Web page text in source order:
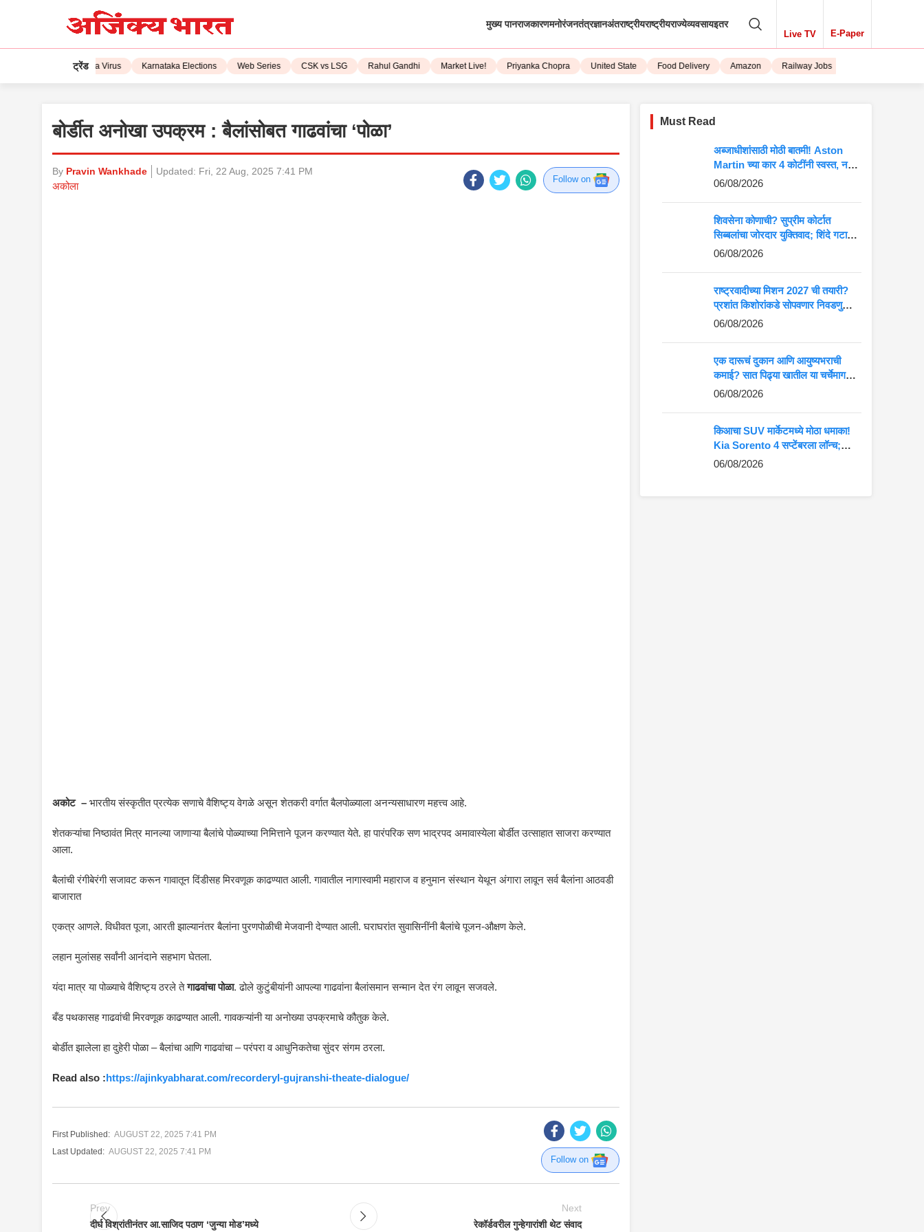
मुख्य पानराजकारणमनोरंजनतंत्रज्ञानअंतराष्ट्रीयराष्ट्रीयराज्येव्यवसायइतर
Live TV E-Paper
ट्रेंड
Corona Virus Karnataka Elections Web Series CSK vs LSG Rahul Gandhi Market Live! Priyanka Chopra United State Food Delivery Amazon Railway Jobs
बोर्डीत अनोखा उपक्रम : बैलांसोबत गाढवांचा ‘पोळा’
By Pravin Wankhade Updated: Fri, 22 Aug, 2025 7:41 PM
अकोला
Follow on
अकोट – भारतीय संस्कृतीत प्रत्येक सणाचे वैशिष्ट्य वेगळे असून शेतकरी वर्गात बैलपोळ्याला अनन्यसाधारण महत्त्व आहे.
शेतकऱ्यांचा निष्ठावंत मित्र मानल्या जाणाऱ्या बैलांचे पोळ्याच्या निमित्ताने पूजन करण्यात येते. हा पारंपरिक सण भाद्रपद अमावास्येला बोर्डीत उत्साहात साजरा करण्यात
आला.
बैलांची रंगीबेरंगी सजावट करून गावातून दिंडीसह मिरवणूक काढण्यात आली. गावातील नागास्वामी महाराज व हनुमान संस्थान येथून अंगारा लावून सर्व बैलांना आठवडी
बाजारात
एकत्र आणले. विधीवत पूजा, आरती झाल्यानंतर बैलांना पुरणपोळीची मेजवानी देण्यात आली. घराघरांत सुवासिनींनी बैलांचे पूजन-औक्षण केले.
लहान मुलांसह सर्वांनी आनंदाने सहभाग घेतला.
यंदा मात्र या पोळ्याचे वैशिष्ट्य ठरले तेगाढवांचा पोळा. ढोले कुटुंबीयांनी आपल्या गाढवांना बैलांसमान सन्मान देत रंग लावून सजवले.
बँड पथकासह गाढवांची मिरवणूक काढण्यात आली. गावकऱ्यांनी या अनोख्या उपक्रमाचे कौतुक केले.
बोर्डीत झालेला हा दुहेरी पोळा – बैलांचा आणि गाढवांचा – परंपरा व आधुनिकतेचा सुंदर संगम ठरला.
Read also :https://ajinkyabharat.com/recorderyl-gujranshi-theate-dialogue/
First Published: AUGUST 22, 2025 7:41 PM
Last Updated: AUGUST 22, 2025 7:41 PM
Follow on
Prev
दीर्घ विश्रांतीनंतर आ.साजिद पठाण ‘जुन्या मोड’मध्ये
Next
रेकॉर्डवरील गुन्हेगारांशी थेट संवाद
Must Read
अब्जाधीशांसाठी मोठी बातमी! Aston
Martin च्या कार 4 कोटींनी स्वस्त, नवीन
किंमत पाहून बसेल धक्का
06/08/2026
शिवसेना कोणाची? सुप्रीम कोर्टात
सिब्बलांचा जोरदार युक्तिवाद; शिंदे गटाच्या
अडचणी वाढणार?
06/08/2026
राष्ट्रवादीच्या मिशन 2027 ची तयारी?
प्रशांत किशोरांकडे सोपवणार निवडणुकीची
कमान?
06/08/2026
एक दारूचं दुकान आणि आयुष्यभराची
कमाई? सात पिढ्या खातील या चर्चेमागचं
खरं गणित जाणून घ्या
06/08/2026
किआचा SUV मार्केटमध्ये मोठा धमाका!
Kia Sorento 4 सप्टेंबरला लॉन्च;
Fortuner-Kodiaq ला देणार थेट
06/08/2026